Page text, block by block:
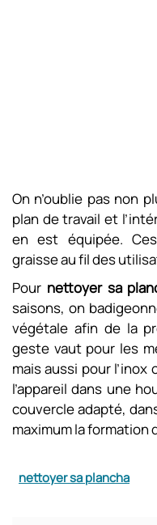
On n’oublie pas non
plan de travail et
en est équipée.
graisse au fil des
Pour nettoyer sa
saisons, on
végétale afin de la
geste vaut pour les
mais aussi pour
l’appareil dans une
couvercle adapté,
maximum la formation
nettoyer sa plancha